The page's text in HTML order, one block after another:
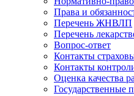
Права и
Перечень ЖНВЛП
Перечень
Вопрос-ответ
Контакты
Контакты
Оценка качества
Государственные